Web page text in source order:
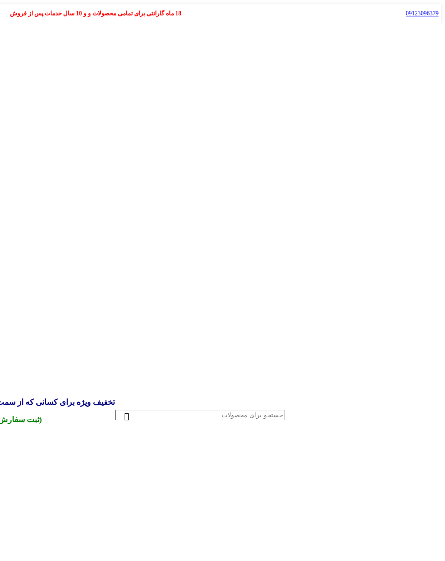
09123096379 18 ماه گارانتی برای تمامی محصولات و و 10 سال خدمات پس از فروش
تخفیف ویژه برای کسانی که از
(ثبت